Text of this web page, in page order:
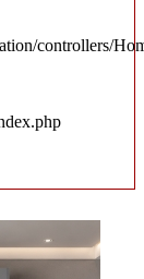
controllers/